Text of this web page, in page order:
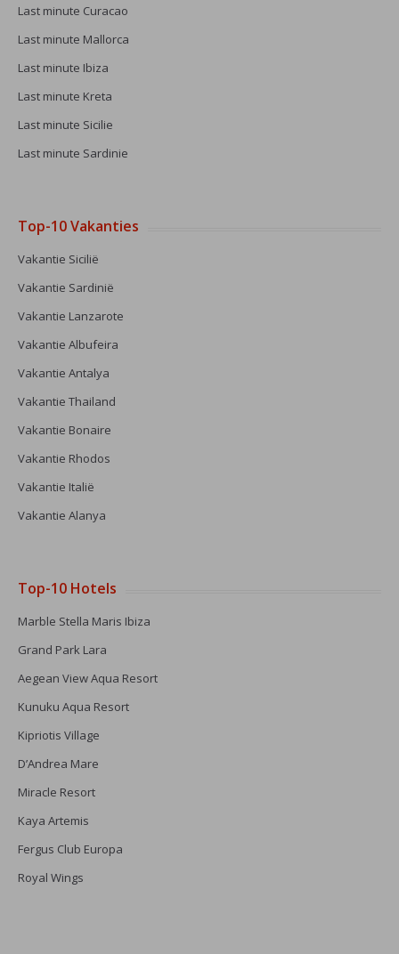
Last minute Curacao
Last minute Mallorca
Last minute Ibiza
Last minute Kreta
Last minute Sicilie
Last minute Sardinie
Top-10 Vakanties
Vakantie Sicilië
Vakantie Sardinië
Vakantie Lanzarote
Vakantie Albufeira
Vakantie Antalya
Vakantie Thailand
Vakantie Bonaire
Vakantie Rhodos
Vakantie Italië
Vakantie Alanya
Top-10 Hotels
Marble Stella Maris Ibiza
Grand Park Lara
Aegean View Aqua Resort
Kunuku Aqua Resort
Kipriotis Village
D’Andrea Mare
Miracle Resort
Kaya Artemis
Fergus Club Europa
Royal Wings